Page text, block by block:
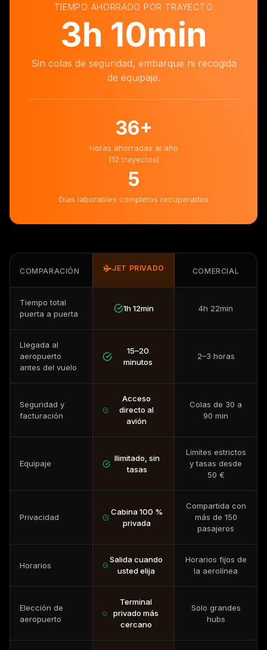
TIEMPO AHORRADO POR TRAYECTO
3h 10min
Sin colas de seguridad, embarque ni recogida
de equipaje.
36+
Horas ahorradas al año
(12 trayectos)
5
Días laborables completos recuperados
COMPARACIÓN JET PRIVADO COMERCIAL
Tiempo total
puerta a puerta
1h 12min 4h 22min
Llegada al
aeropuerto
antes del vuelo
15–20
minutos
2–3 horas
Seguridad y
facturación
Acceso
directo al
avión
Colas de 30 a
90 min
Equipaje
Ilimitado, sin
tasas
Límites estrictos
y tasas desde
50 €
Privacidad
Cabina 100 %
privada
Compartida con
más de 150
pasajeros
Horarios
Salida cuando
usted elija
Horarios fijos de
la aerolínea
Elección de
aeropuerto
Terminal
privado más
cercano
Solo grandes
hubs